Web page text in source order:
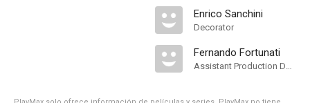
Enrico Sanchini
Decorator
Fernando Fortunati
Assistant Production Design